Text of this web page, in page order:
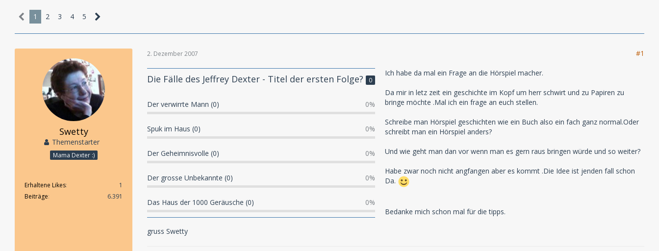
1 2 3 4 5
Swetty
Themenstarter
Mama Dexter :)
Erhaltene Likes
1
Beiträge
6.391
2. Dezember 2007 #1
Die Fälle des Jeffrey Dexter - Titel der ersten Folge? 0
Der verwirrte Mann (0) 0%
Spuk im Haus (0) 0%
Der Geheimnisvolle (0) 0%
Der grosse Unbekannte (0) 0%
Das Haus der 1000 Geräusche (0) 0%
Ich habe da mal ein Frage an die Hörspiel macher.
Da mir in letz zeit ein geschichte im Kopf um herr schwirt und zu Papiren zu
bringe möchte .Mal ich ein frage an euch stellen.
Schreibe man Hörspiel geschichten wie ein Buch also ein fach ganz normal.Oder
schreibt man ein Hörspiel anders?
Und wie geht man dan vor wenn man es gern raus bringen würde und so weiter?
Habe zwar noch nicht angfangen aber es kommt .Die Idee ist jenden fall schon
Da.
Bedanke mich schon mal für die tipps.
gruss Swetty